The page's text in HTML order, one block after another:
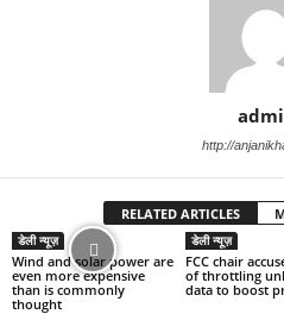
http://
RELATED ARTICLES
डेली न्यूज़
Wind and solar power are
even more expensive
than is commonly
thought
डेली न्यूज़
FCC chair
of throttling
data to boost